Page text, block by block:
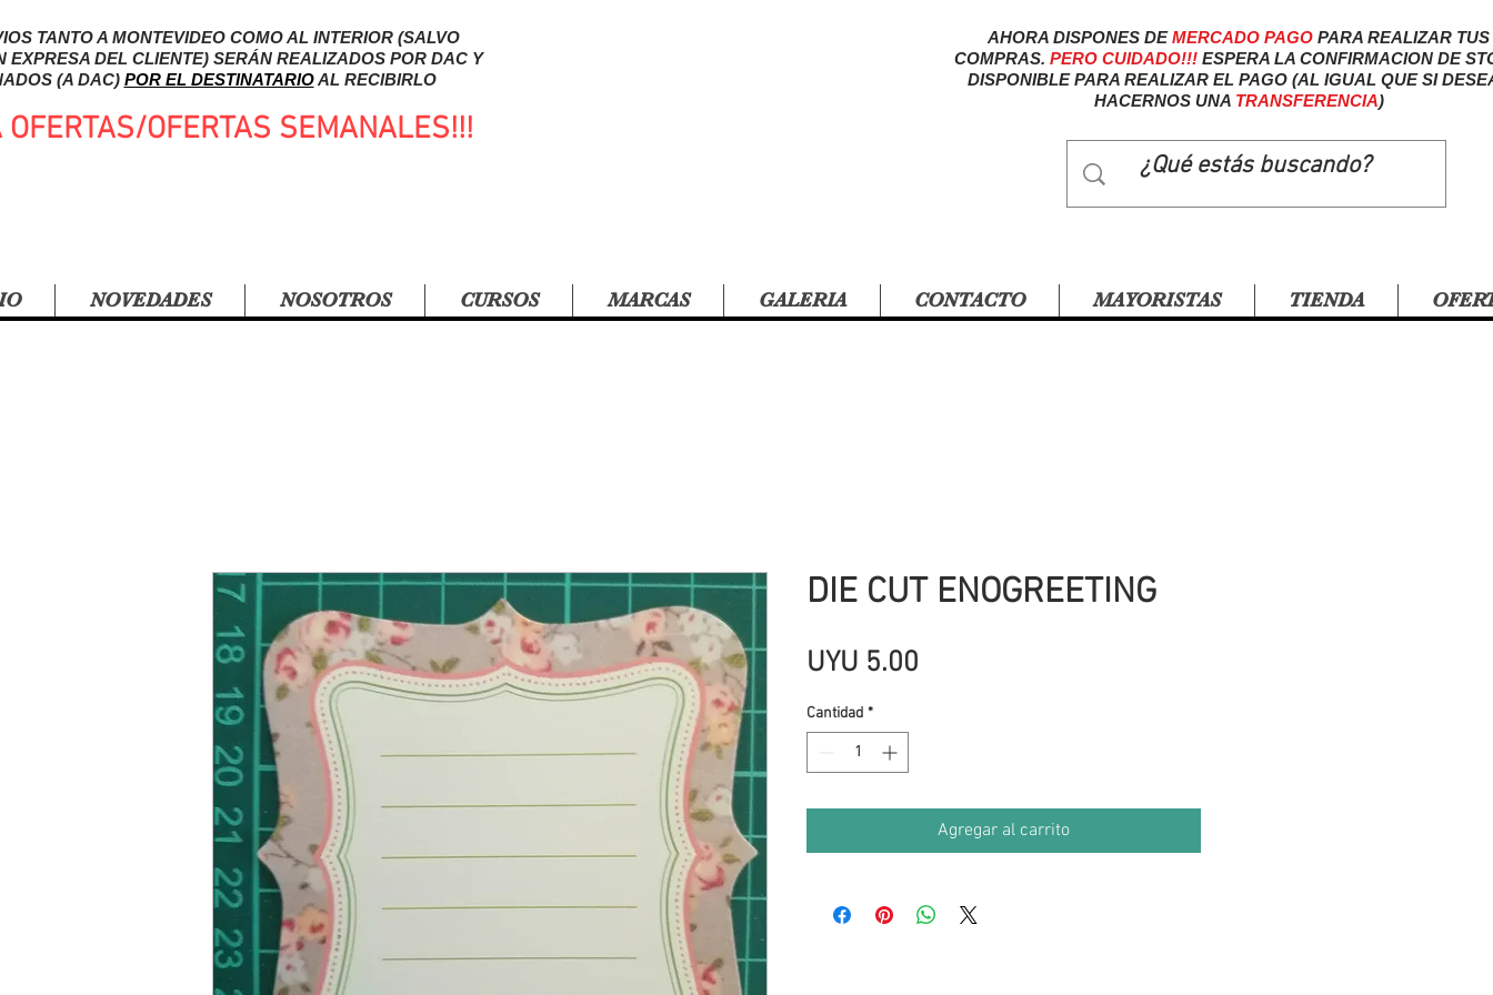
TANTO A MONTEVIDEO COMO AL INTERIOR (SALVO
EXPRESA DEL CLIENTE) SERÁN REALIZADOS POR DAC Y
(A DAC) POR EL DESTINATARIOAL RECIBIRLO
OFERTAS/OFERTAS SEMANALES!!!
AHORA DISPONES DEMERCADO PAGO PARA REALIZAR TUS
COMPRAS. PERO CUIDADO!!!ESPERA LA CONFIRMACION DE
DISPONIBLE PARA REALIZAR EL PAGO (AL IGUAL QUE SI
HACERNOS UNA TRANSFERENCIA)
NOVEDADES NOSOTROS CURSOS MARCAS GALERIA CONTACTO MAYORISTAS TIENDA
DIE CUT ENOGREETING
UYU 5.00
Cantidad *
Agregar al carrito